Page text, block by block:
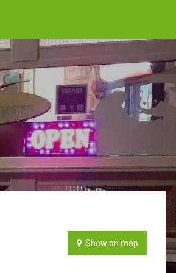
Show on map